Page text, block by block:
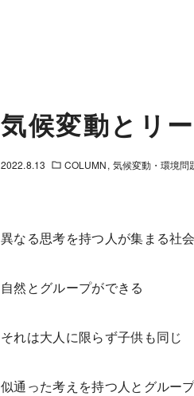
気候変動とリ
2022.8.13 COLUMN 気候変動・環境問
異なる思考を持つ人が集まる社
自然とグループができる
それは大人に限らず子供も同じ
似通った考えを持つ人とグルー